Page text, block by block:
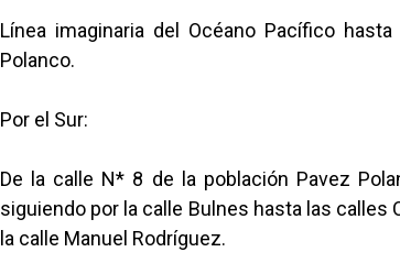
Línea imaginaria del Océano Pacífico
Polanco.
Por el Sur:
De la calle N* 8 de la población Pavez
siguiendo por la calle Bulnes hasta las calles
la calle Manuel Rodríguez.